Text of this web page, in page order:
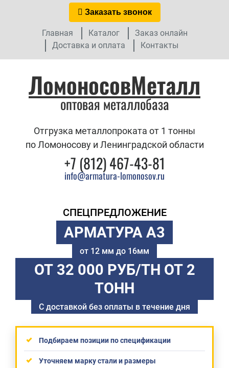
Заказать звонок
Главная Каталог
Заказ онлайн
Доставка и оплата
Контакты
ЛомоносовМеталл
оптовая металлобаза
Отгрузка металлопроката от 1 тонны
по Ломоносову и Ленинградской области
+7 (812) 467-43-81
info@armatura-lomonosov.ru
СПЕЦПРЕДЛОЖЕНИЕ
АРМАТУРА А3
от 12 мм до 16мм
ОТ 32 000 РУБ/ТН ОТ 2
ТОНН
С доставкой без оплаты в течение дня
Подбираем позиции по спецификации
Уточняем марку стали и размеры